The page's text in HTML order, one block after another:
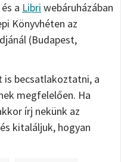
és a Libri webáruházában
Könyvhéten az
(Budapest,
is becsatlakoztatni, a
megfelelően. Ha
írj nekünk az
kitaláljuk, hogyan